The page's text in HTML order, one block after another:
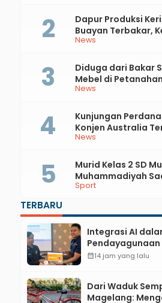
News
Dapur Produksi
Buayan Terbakar,
Rupiah
News
Diduga dari Bakar
Mebel di
Api
News
Kunjungan
Konjen Australia
Ini yang Dibahas
Sport
Murid Kelas 2 SD
Muhammadiyah
dan Perak di
TERBARU
Integrasi AI
Pendayagunaan
Mendukung
calendar_month14 jam yang lalu
Dari Waduk
Magelang: